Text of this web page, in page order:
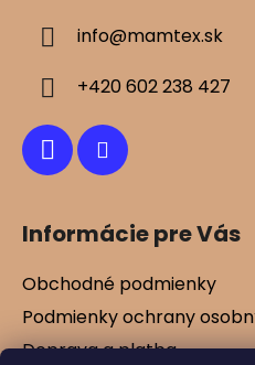
info@mamtex.sk
+420 602 238 427
Informácie pre Vás
Obchodné podmienky
Podmienky ochrany
Doprava a platba